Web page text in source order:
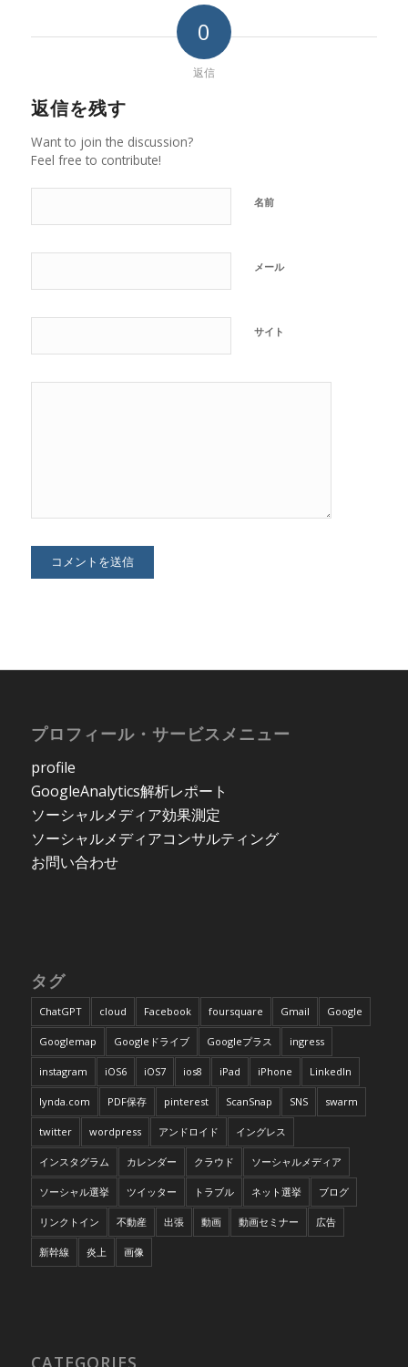
0
返信
返信を残す
Want to join the discussion?
Feel free to contribute!
名前
メール
サイト
プロフィール・サービスメニュー
profile
GoogleAnalytics解析レポート
ソーシャルメディア効果測定
ソーシャルメディアコンサルティング
お問い合わせ
タグ
ChatGPT cloud Facebook foursquare Gmail Google
Googlemap Googleドライブ Googleプラス ingress
instagram iOS6 iOS7 ios8 iPad iPhone LinkedIn
lynda.com PDF保存 pinterest ScanSnap SNS swarm
twitter wordpress アンドロイド イングレス
インスタグラム カレンダー クラウド ソーシャルメディア
ソーシャル選挙 ツイッター トラブル ネット選挙 ブログ
リンクトイン 不動産 出張 動画 動画セミナー 広告
新幹線 炎上 画像